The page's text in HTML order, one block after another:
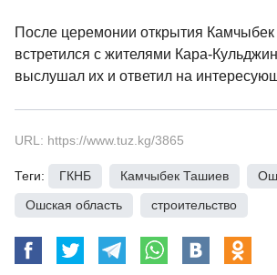
После церемонии открытия
встретился с жителями Кара-
выслушал их и ответил на
URL: https://www.tuz.kg/3865
Теги: ГКНБ Камчыбек Ташиев Ош
Ошская область
строительство